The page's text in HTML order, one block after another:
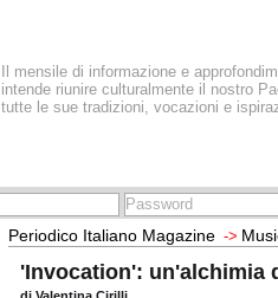
Il mensile di informazione e
intende riunire culturalmente il nostro
tutte le sue tradizioni, vocazioni e
Periodico Italiano Magazine ->
'Invocation': un'alchimia